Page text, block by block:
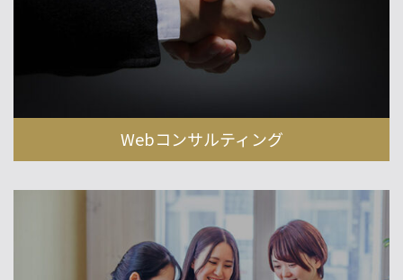
Webコンサルティング